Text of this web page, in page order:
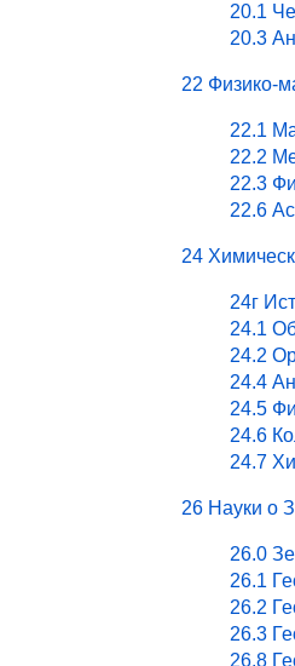
20.1
20.3
22 Физико-
22.1
22.2
22.3
22.6
24
24г
24.1
24.2
24.4
24.5
24.6
24.7
26 Науки о
26.0
26.1
26.2
26.3
26.8